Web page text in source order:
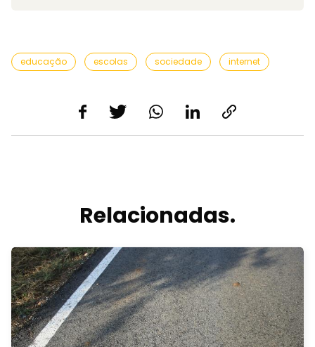
educação escolas sociedade internet
Relacionadas.